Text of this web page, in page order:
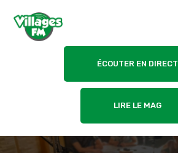
ÉCOUTER EN DIRECT
LIRE LE MAG